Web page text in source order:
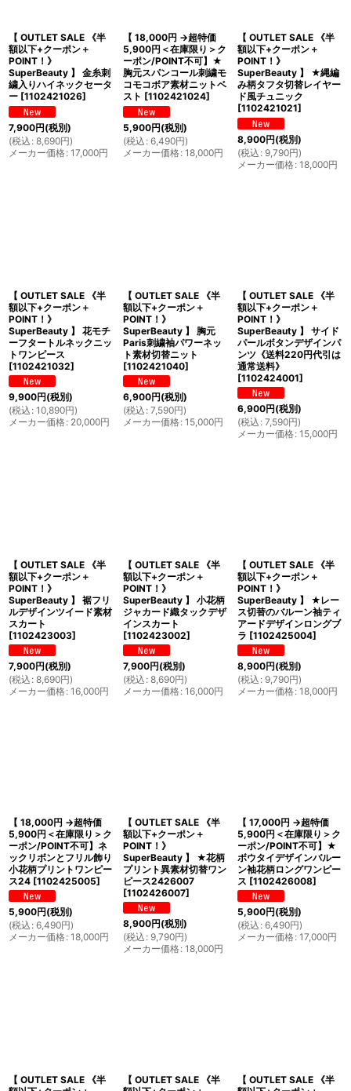
【 OUTLET SALE 《半
額以下+クーポン＋
POINT！》
SuperBeauty 】 金糸刺
繍入りハイネックセータ
ー [1102421026]
7,900円(税別)
(税込 : 8,690円)
メーカー価格: 17,000円
【 18,000円 →超特価
5,900円＜在庫限り＞ク
ーポン/POINT不可】★
胸元スパンコール刺繍モ
コモコボア素材ニットベ
スト [1102421024]
5,900円(税別)
(税込 : 6,490円)
メーカー価格: 18,000円
【 OUTLET SALE 《半
額以下+クーポン＋
POINT！》
SuperBeauty 】 ★縄編
み柄タフタ切替レイヤー
ド風チュニック
[1102421021]
8,900円(税別)
(税込 : 9,790円)
メーカー価格: 18,000円
【 OUTLET SALE 《半
額以下+クーポン＋
POINT！》
SuperBeauty 】 花モチ
ーフタートルネックニッ
トワンピース
[1102421032]
9,900円(税別)
(税込 : 10,890円)
メーカー価格: 20,000円
【 OUTLET SALE 《半
額以下+クーポン＋
POINT！》
SuperBeauty 】 胸元
Paris刺繍袖パワーネッ
ト素材切替ニット
[1102421040]
6,900円(税別)
(税込 : 7,590円)
メーカー価格: 15,000円
【 OUTLET SALE 《半
額以下+クーポン＋
POINT！》
SuperBeauty 】 サイド
パールボタンデザインパ
ンツ《送料220円代引は
通常送料》
[1102424001]
6,900円(税別)
(税込 : 7,590円)
メーカー価格: 15,000円
【 OUTLET SALE 《半
額以下+クーポン＋
POINT！》
SuperBeauty 】 裾フリ
ルデザインツイード素材
スカート
[1102423003]
7,900円(税別)
(税込 : 8,690円)
メーカー価格: 16,000円
【 OUTLET SALE 《半
額以下+クーポン＋
POINT！》
SuperBeauty 】 小花柄
ジャカード織タックデザ
インスカート
[1102423002]
7,900円(税別)
(税込 : 8,690円)
メーカー価格: 16,000円
【 OUTLET SALE 《半
額以下+クーポン＋
POINT！》
SuperBeauty 】 ★レー
ス切替のバルーン袖ティ
アードデザインロングブ
ラ [1102425004]
8,900円(税別)
(税込 : 9,790円)
メーカー価格: 18,000円
【 18,000円 →超特価
5,900円＜在庫限り＞ク
ーポン/POINT不可】ネ
ックリボンとフリル飾り
小花柄プリントワンピー
ス24 [1102425005]
5,900円(税別)
(税込 : 6,490円)
メーカー価格: 18,000円
【 OUTLET SALE 《半
額以下+クーポン＋
POINT！》
SuperBeauty 】 ★花柄
プリント異素材切替ワン
ピース2426007
[1102426007]
8,900円(税別)
(税込 : 9,790円)
メーカー価格: 18,000円
【 17,000円 →超特価
5,900円＜在庫限り＞ク
ーポン/POINT不可】★
ボウタイデザインバルー
ン袖花柄ロングワンピー
ス [1102426008]
5,900円(税別)
(税込 : 6,490円)
メーカー価格: 17,000円
【 OUTLET SALE 《半
【 OUTLET SALE 《半
【 OUTLET SALE 《半